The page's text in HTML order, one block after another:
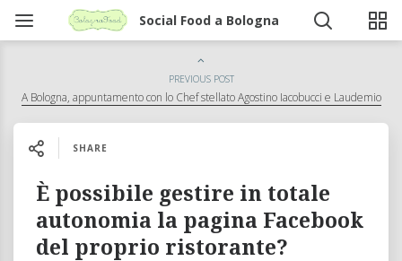
Social Food a Bologna
PREVIOUS POST
A Bologna, appuntamento con lo Chef stellato Agostino Iacobucci e Laudemio
SHARE
È possibile gestire in totale
autonomia la pagina Facebook
del proprio ristorante?